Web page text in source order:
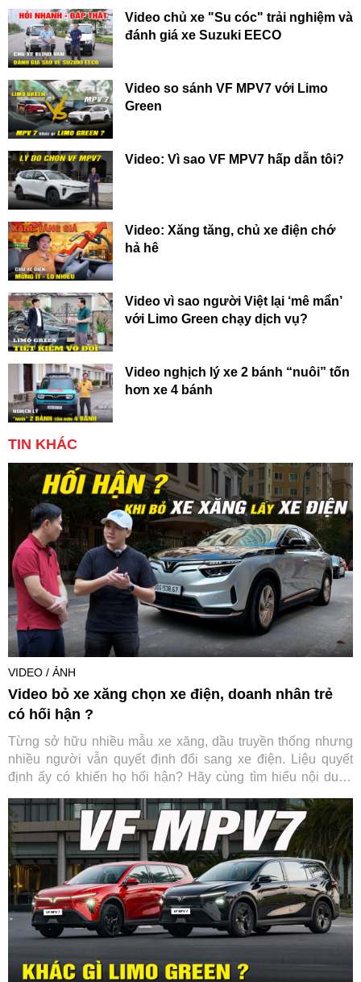
Video chủ xe "Su cóc" trải nghiệm và
đánh giá xe Suzuki EECO
Video so sánh VF MPV7 với Limo
Green
Video: Vì sao VF MPV7 hấp dẫn tôi?
Video: Xăng tăng, chủ xe điện chớ
hả hê
Video vì sao người Việt lại ‘mê mẩn’
với Limo Green chạy dịch vụ?
Video nghịch lý xe 2 bánh “nuôi” tốn
hơn xe 4 bánh
TIN KHÁC
VIDEO / ẢNH
Video bỏ xe xăng chọn xe điện, doanh nhân trẻ
có hối hận ?
Từng sở hữu nhiều mẫu xe xăng, dầu truyền thống nhưng
nhiều người vẫn quyết định đổi sang xe điện. Liệu quyết
định ấy có khiến họ hối hận? Hãy cùng tìm hiểu nội dung